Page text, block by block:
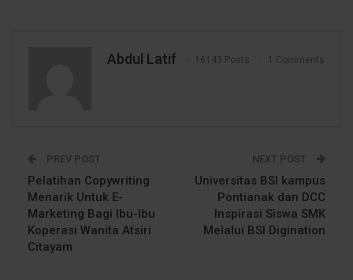
Abdul Latif 16143 Posts 1 Comments
PREV POST
Pelatihan Copywriting
Menarik Untuk E-
Marketing Bagi Ibu-Ibu
Koperasi Wanita Atsiri
Citayam
NEXT POST
Universitas BSI kampus
Pontianak dan DCC
Inspirasi Siswa SMK
Melalui BSI Digination